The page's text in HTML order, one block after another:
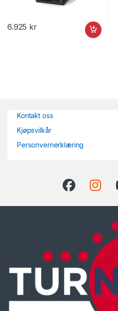
6.925 kr
Kontakt oss
Kjøpsvilkår
Personvernerklæring